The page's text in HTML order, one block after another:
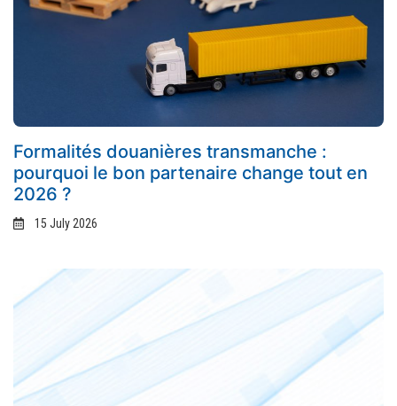
Formalités douanières transmanche :
pourquoi le bon partenaire change tout en
2026 ?
15 July 2026